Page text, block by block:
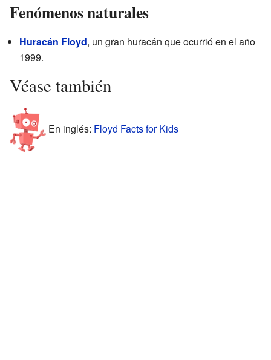
Fenómenos naturales
Huracán Floyd, un gran huracán que ocurrió en el año
1999.
Véase también
En inglés: Floyd Facts for Kids